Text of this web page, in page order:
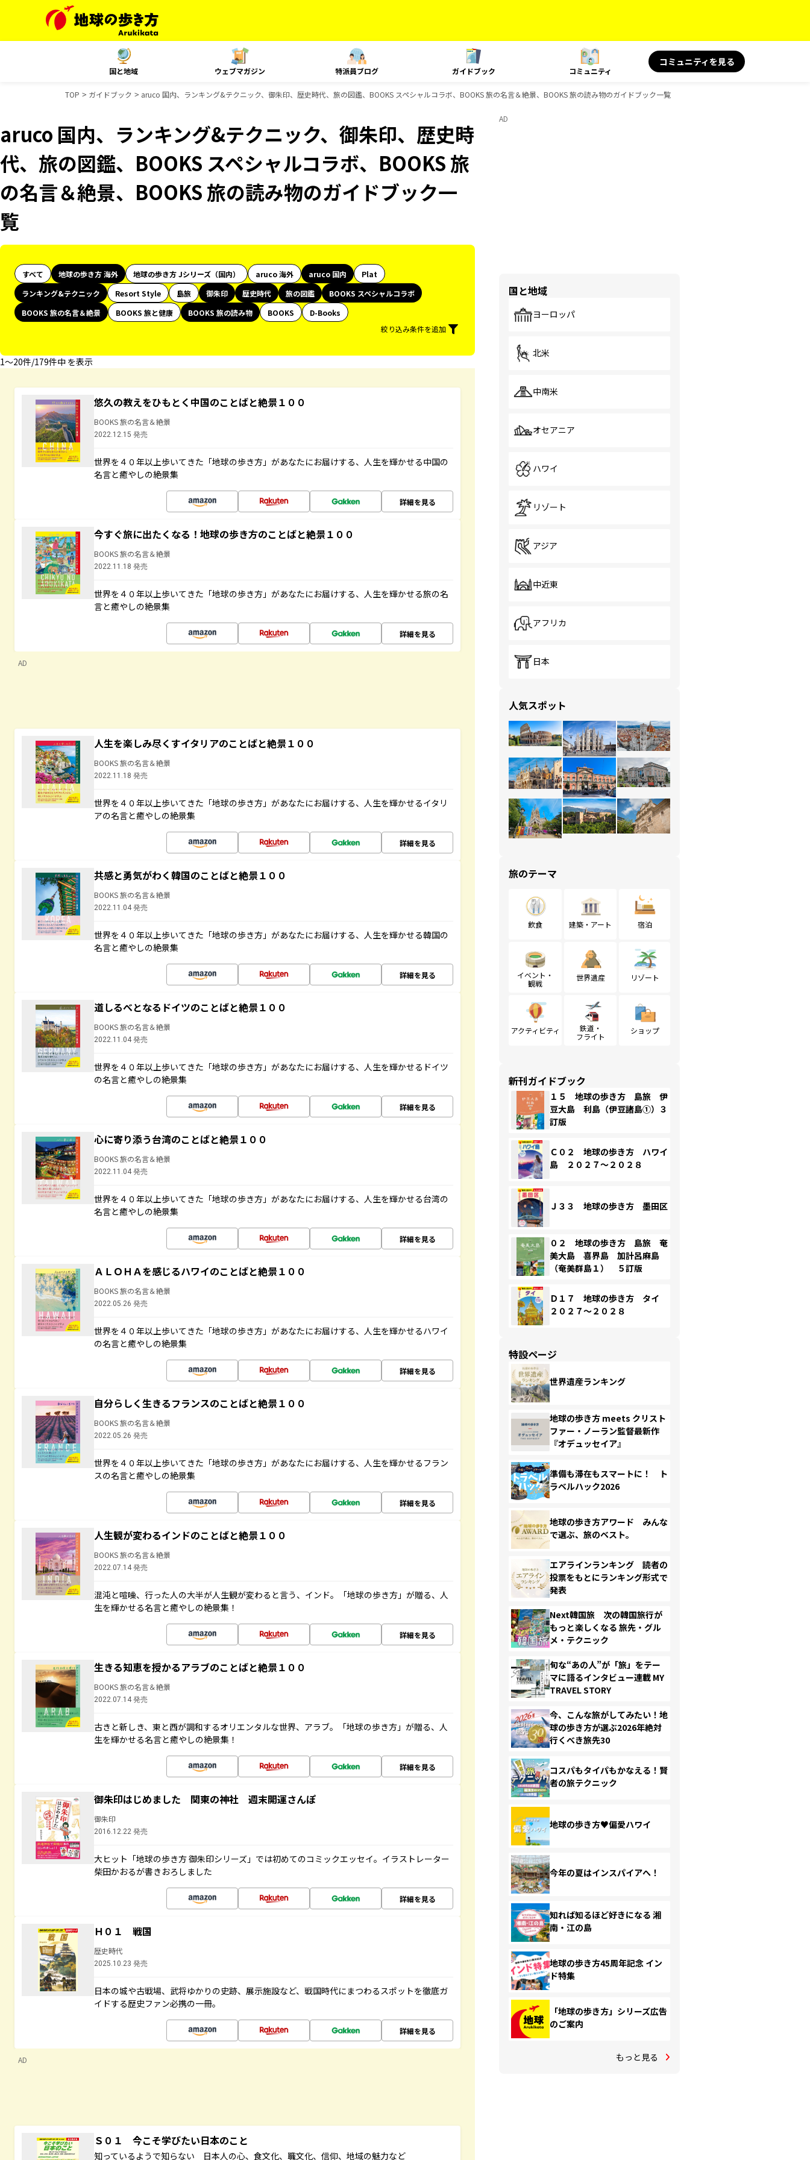
国と地域 ウェブマガジン 特派員ブログ ガイドブック コミュニティ
コミュニティを見る
TOP ガイドブック aruco 国内、ランキング&テクニック、御朱印、歴史時代、旅の図鑑、BOOKS スペシャルコラボ、BOOKS 旅の名言＆絶景、BOOKS 旅の読み物のガイドブック一覧
aruco 国内、ランキング&テクニック、御朱印、歴史時
代、旅の図鑑、BOOKS スペシャルコラボ、BOOKS 旅
の名言＆絶景、BOOKS 旅の読み物のガイドブック一
覧
すべて 地球の歩き方 海外 地球の歩き方 Jシリーズ（国内） aruco 海外 aruco 国内
Plat
ランキング&テクニック
Resort Style 島旅 御朱印 歴史時代 旅の図鑑
BOOKS スペシャルコラボ
BOOKS 旅の名言＆絶景
BOOKS 旅と健康 BOOKS 旅の読み物 BOOKS
D-Books
絞り込み条件を追加
1〜20件/179件中 を表示
悠久の教えをひもとく中国のことばと絶景１００
BOOKS 旅の名言＆絶景
2022.12.15 発売
世界を４０年以上歩いてきた「地球の歩き方」があなたにお届けする、人生を輝かせる中国の
名言と癒やしの絶景集
詳細を見る
今すぐ旅に出たくなる！地球の歩き方のことばと絶景１００
BOOKS 旅の名言＆絶景
2022.11.18 発売
世界を４０年以上歩いてきた「地球の歩き方」があなたにお届けする、人生を輝かせる旅の名
言と癒やしの絶景集
詳細を見る
AD
人生を楽しみ尽くすイタリアのことばと絶景１００
BOOKS 旅の名言＆絶景
2022.11.18 発売
世界を４０年以上歩いてきた「地球の歩き方」があなたにお届けする、人生を輝かせるイタリ
アの名言と癒やしの絶景集
詳細を見る
共感と勇気がわく韓国のことばと絶景１００
BOOKS 旅の名言＆絶景
2022.11.04 発売
世界を４０年以上歩いてきた「地球の歩き方」があなたにお届けする、人生を輝かせる韓国の
名言と癒やしの絶景集
詳細を見る
道しるべとなるドイツのことばと絶景１００
BOOKS 旅の名言＆絶景
2022.11.04 発売
世界を４０年以上歩いてきた「地球の歩き方」があなたにお届けする、人生を輝かせるドイツ
の名言と癒やしの絶景集
詳細を見る
心に寄り添う台湾のことばと絶景１００
BOOKS 旅の名言＆絶景
2022.11.04 発売
世界を４０年以上歩いてきた「地球の歩き方」があなたにお届けする、人生を輝かせる台湾の
名言と癒やしの絶景集
詳細を見る
ＡＬＯＨＡを感じるハワイのことばと絶景１００
BOOKS 旅の名言＆絶景
2022.05.26 発売
世界を４０年以上歩いてきた「地球の歩き方」があなたにお届けする、人生を輝かせるハワイ
の名言と癒やしの絶景集
詳細を見る
自分らしく生きるフランスのことばと絶景１００
BOOKS 旅の名言＆絶景
2022.05.26 発売
世界を４０年以上歩いてきた「地球の歩き方」があなたにお届けする、人生を輝かせるフラン
スの名言と癒やしの絶景集
詳細を見る
人生観が変わるインドのことばと絶景１００
BOOKS 旅の名言＆絶景
2022.07.14 発売
混沌と喧噪、行った人の大半が人生観が変わると言う、インド。「地球の歩き方」が贈る、人
生を輝かせる名言と癒やしの絶景集！
詳細を見る
生きる知恵を授かるアラブのことばと絶景１００
BOOKS 旅の名言＆絶景
2022.07.14 発売
古きと新しき、東と西が調和するオリエンタルな世界、アラブ。「地球の歩き方」が贈る、人
生を輝かせる名言と癒やしの絶景集！
詳細を見る
御朱印はじめました 関東の神社 週末開運さんぽ
御朱印
2016.12.22 発売
大ヒット「地球の歩き方 御朱印シリーズ」では初めてのコミックエッセイ。イラストレーター
柴田かおるが書きおろしました
詳細を見る
Ｈ０１ 戦国
歴史時代
2025.10.23 発売
日本の城や古戦場、武将ゆかりの史跡、展示施設など、戦国時代にまつわるスポットを徹底ガ
イドする歴史ファン必携の一冊。
詳細を見る
AD
Ｓ０１ 今こそ学びたい日本のこと
知っているようで知らない 日本人の心、食文化、職文化、信仰、地域の魅力など
AD
国と地域
ヨーロッパ
北米
中南米
オセアニア
ハワイ
リゾート
アジア
中近東
アフリカ
日本
人気スポット
旅のテーマ
飲食 建築・アート 宿泊
イベント・
観戦
世界遺産 リゾート
アクティビティ
鉄道・
フライト
ショップ
新刊ガイドブック
１５ 地球の歩き方 島旅 伊
豆大島 利島（伊豆諸島①）３
訂版
Ｃ０２ 地球の歩き方 ハワイ
島 ２０２７～２０２８
Ｊ３３ 地球の歩き方 墨田区
０２ 地球の歩き方 島旅 奄
美大島 喜界島 加計呂麻島
（奄美群島１） ５訂版
Ｄ１７ 地球の歩き方 タイ
２０２７～２０２８
特設ページ
世界遺産ランキング
地球の歩き方 meets クリスト
ファー・ノーラン監督最新作
『オデュッセイア』
準備も滞在もスマートに！ ト
ラベルハック2026
地球の歩き方アワード みんな
で選ぶ、旅のベスト。
エアラインランキング 読者の
投票をもとにランキング形式で
発表
Next韓国旅 次の韓国旅行が
もっと楽しくなる 旅先・グル
メ・テクニック
旬な“あの人”が「旅」をテー
マに語るインタビュー連載 MY
TRAVEL STORY
今、こんな旅がしてみたい！地
球の歩き方が選ぶ2026年絶対
行くべき旅先30
コスパもタイパもかなえる！賢
者の旅テクニック
地球の歩き方♥偏愛ハワイ
今年の夏はインスパイアへ！
知れば知るほど好きになる 湘
南・江の島
地球の歩き方45周年記念 イン
ド特集
「地球の歩き方」シリーズ広告
のご案内
もっと見る